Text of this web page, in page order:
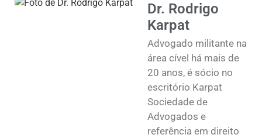
Dr. Rodrigo
Karpat
Advogado militante na
área cível há mais de
20 anos, é sócio no
escritório Karpat
Sociedade de
Advogados e
referência em direito